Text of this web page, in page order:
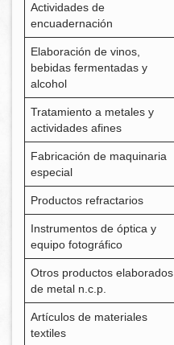
Actividades de
encuadernación
Elaboración de vinos,
bebidas fermentadas y
alcohol
Tratamiento a metales y
actividades afines
Fabricación de maquinaria
especial
Productos refractarios
Instrumentos de óptica y
equipo fotográfico
Otros productos elaborados
de metal n.c.p.
Artículos de materiales
textiles